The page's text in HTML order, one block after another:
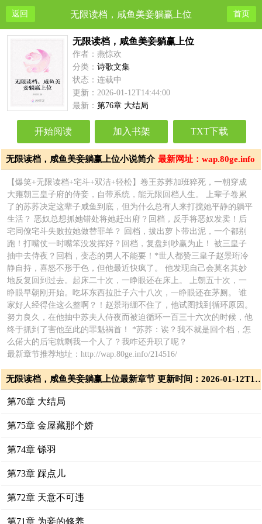
返回 无限读档，咸鱼美妾躺赢上位 首页
无限读档，咸鱼美妾躺赢上位
作者：燕惊欢
分类：诗歌文集
状态：连载中
更新：2026-01-12T14:44:00
最新：第76章 大结局
开始阅读 加入书架 TXT下载
最新网址：wap.80ge.info
无限读档，咸鱼美妾躺赢上位小说简介
【爆笑+无限读档+宅斗+双洁+轻松】卷王苏荞加班猝死，一朝穿成
大雍朝三皇子府的侍妾，自带系统，能无限回档人生。 上辈子卷累
了的苏荞决定这辈子咸鱼到底，但为什么总有人来打搅她平静的躺平
生活？ 恶奴总想抓她错处将她赶出府？回档，反手将恶奴发卖！后
宅同僚宅斗失败拉她做替罪羊？ 回档，拔出萝卜带出泥，一个都别
跑！打嘴仗一时嘴笨没发挥好？回档，复盘到吵赢为止！ 被三皇子
抽中去侍夜？回档，变态的男人不能要！*世人都赞三皇子赵景珩冷
静自持，喜怒不形于色，但他最近快疯了。 他发现自己会莫名其妙
地反复回到过去。起床二十次，一睁眼还在床上。 上朝五十次，一
睁眼早朝刚开始。吃坏东西拉肚子六十八次，一睁眼还在茅厕。 谁
家好人经得住这么整啊？！赵景珩绷不住了，他试图找到循环原因。
努力良久，在他抽中苏夫人侍夜而被迫循环一百三十六次的时候，他
终于抓到了害他至此的罪魁祸首！ *苏荞：诶？我不就是回个档，怎
么偌大的后宅就剩我一个人了？我咋还升职了呢？
最新章节推荐地址：http://wap.80ge.info/214516/
无限读档，咸鱼美妾躺赢上位最新章节 更新
第76章 大结局
第75章 金屋藏那个娇
第74章 铩羽
第73章 踩点儿
第72章 天意不可违
第71章 为妾的修养